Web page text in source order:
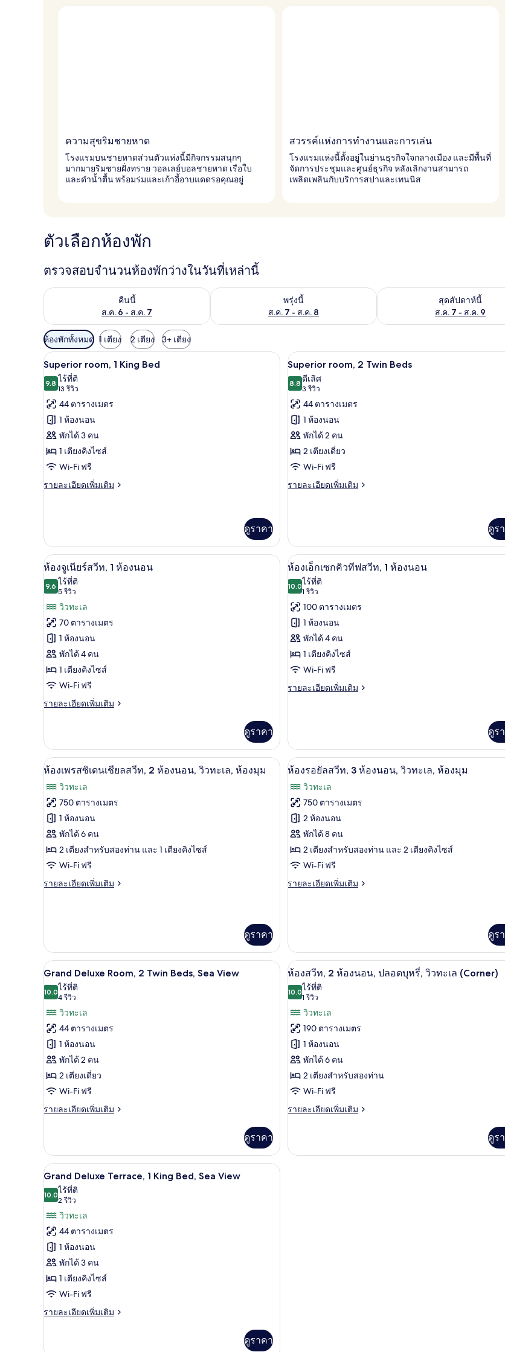
ความสุขริมชายหาด
โรงแรมบนชายหาดส่วนตัวแห่งนี้มีกิจกรรมสนุกๆ
มากมายริมชายฝั่งทราย วอลเลย์บอลชายหาด เรือใบ
และดำน้ำตื้น พร้อมร่มและเก้าอี้อาบแดดรอคุณอยู่
สวรรค์แห่งการทำงานและการเล่น
โรงแรมแห่งนี้ตั้งอยู่ในย่านธุรกิจใจกลางเมือง และมีพื้นที่
จัดการประชุมและศูนย์ธุรกิจ หลังเลิกงานสามารถ
เพลิดเพลินกับบริการสปาและเทนนิส
ตัวเลือกห้องพัก
ตรวจสอบจำนวนห้องพักว่างในวันที่เหล่านี้
คืนนี้
ส.ค. 6 - ส.ค. 7
ตรวจสอบจำนวนห้องพักว่างในคืนนี้ ส.ค. 6 - ส.ค. 7
พรุ่งนี้
ส.ค. 7 - ส.ค. 8
ตรวจสอบจำนวนห้องพักว่างในพรุ่งนี้ ส.ค. 7 - ส.ค. 8
สุดสัปดาห์นี้
ส.ค. 7 - ส.ค. 9
ตรวจสอบจำนวนห้องพักว่างใ
ตัว
กรอง
ที่
มี
ให้
สำหรับ
ห้อง
พัก
ห้องพักทั้งหมด 1 เตียง 2 เตียง 3+ เตียง
เปิด
ภาพถ่าย
ทั้งหมด
ของ
Superior
room,
1
King
Bed
ผ้าปูที่นอนฝ้ายอียิปต์, เครื่องนอนระดับพรีเมียม, ผ้านวมขนเป็ด
7
Superior room, 1 King Bed
9.89.8 จาก 10
ไร้ที่ติ
13 รีวิว
(13
รีวิว)
44 ตารางเมตร
1 ห้องนอน
พักได้ 3 คน
1 เตียงคิงไซส์
Wi-Fi ฟรี
รายละเอียดเพิ่มเติม
ราย
กับ
Superior
room,
1
King
Bed
ดูราคา
เปิด
ภาพถ่าย
ทั้งหมด
ของ
Superior
room,
2
Twin
Beds
ผ้าปูที่นอนฝ้ายอียิปต์, เครื่อ
6
Superior room, 2 Twin Beds
8.88.8 จาก 10
ดีเลิศ
3 รีวิว
(3
รีวิว)
44 ตารางเมตร
1 ห้องนอน
พักได้ 2 คน
2 เตียงเดี่ยว
Wi-Fi ฟรี
รายละเอียดเพิ่มเติม
ราย
กับ
Superior
room,
2
Twin
Beds
ดูร
เปิด
ภาพถ่าย
ทั้งหมด
ของ
ห้อง
จู
เนียร์
สวีท,
1
ผ้าปูที่นอนฝ้ายอียิปต์, เครื่องนอนระดับพรีเมียม, ผ้านวมขนเป็ด
6
ห้องจูเนียร์สวีท, 1 ห้องนอน
9.69.6 จาก 10
ไร้ที่ติ
5 รีวิว
(5
รีวิว)
วิวทะเล
70 ตารางเมตร
1 ห้องนอน
พักได้ 4 คน
1 เตียงคิงไซส์
Wi-Fi ฟรี
รายละเอียดเพิ่มเติม
ราย
เกี่ยว
กับ
ห้อง
เนียร์
สวี
ท,
ห้อง
นอน
ดูราคา
เปิด
ภาพถ่าย
ทั้งหมด
ของ
ห้อง
เอ็ก
เซก
คิว
ห้อง
นอน
ห้องเอ็กเซกคิวทีฟสวีท, 1 ห้
8
ห้องเอ็กเซกคิวทีฟสวีท, 1 ห้องนอน
10.010.0 จาก 10
ไร้ที่ติ
1 รีวิว
(1
รีวิว)
100 ตารางเมตร
1 ห้องนอน
พักได้ 4 คน
1 เตียงคิงไซส์
Wi-Fi ฟรี
รายละเอียดเพิ่มเติม
ราย
กับ
ห้อง
เอ็ก
เซก
คิว
ทีฟ
สวี
ท,
ห้อง
นอน
ดูร
เปิด
ภาพถ่าย
ทั้งหมด
ของ
ห้อง
เพรส
ซิ
เดน
2
ห้อง
นอน,
วิว
ทะเล,
ห้อง
มุม
ผ้าปูที่นอนฝ้ายอียิปต์, เครื่องนอนระดับพรีเมียม, ผ้านวมขนเป็ด
11
ห้องเพรสซิเดนเชียลสวีท, 2 ห้องนอน, วิวทะเล, ห้องมุม
วิวทะเล
750 ตารางเมตร
1 ห้องนอน
พักได้ 6 คน
2 เตียงสำหรับสองท่าน และ 1 เตียงคิงไซส์
Wi-Fi ฟรี
รายละเอียดเพิ่มเติม
ราย
ห้อง
เพรส
ซิ
เชีย
ล
สวี
ท,
2
ห้อง
นอน,
ทะเล,
ห้อง
ดูราคา
เปิด
ภาพถ่าย
ทั้งหมด
ของ
ห้อง
รอยัล
สวีท,
3
ทะเล,
ห้อง
มุม
ผ้าปูที่นอนฝ้ายอียิปต์, เครื่อง
11
ห้องรอยัลสวีท, 3 ห้องนอน, วิวทะเล, ห้องมุม
วิวทะเล
750 ตารางเมตร
2 ห้องนอน
พักได้ 8 คน
2 เตียงสำหรับสองท่าน และ 2 เตียงคิงไซส์
Wi-Fi ฟรี
รายละเอียดเพิ่มเติม
ราย
ห้อง
รอยัล
สวี
3
ห้อง
นอน,
วิว
ทะเล,
ห้อง
มุม
ดูร
เปิด
ภาพถ่าย
ทั้งหมด
ของ
Grand
Deluxe
Room,
2
Twin
Beds,
6
Grand Deluxe Room, 2 Twin Beds, Sea View
10.010.0 จาก 10
ไร้ที่ติ
4 รีวิว
(4
รีวิว)
วิวทะเล
44 ตารางเมตร
1 ห้องนอน
พักได้ 2 คน
2 เตียงเดี่ยว
Wi-Fi ฟรี
รายละเอียดเพิ่มเติม
ราย
เกี่ยว
กับ
Grand
Deluxe
Room,
Twin
Beds,
Sea
View
ดูราคา
เปิด
ภาพถ่าย
ทั้งหมด
ของ
ห้อง
สวีท,
2
ห้อง
นอน,
วิว
ห้องสวีท, 2 ห้องนอน, ปลอด
11
ห้องสวีท, 2 ห้องนอน, ปลอดบุหรี่, วิวทะเล (Corner)
10.010.0 จาก 10
ไร้ที่ติ
1 รีวิว
(1
รีวิว)
วิวทะเล
190 ตารางเมตร
1 ห้องนอน
พักได้ 6 คน
2 เตียงสำหรับสองท่าน
Wi-Fi ฟรี
รายละเอียดเพิ่มเติม
ราย
เกี่ยว
ดูร
เปิด
ภาพถ่าย
ทั้งหมด
ของ
Grand
Deluxe
Terrace,
1
King
Bed,
Grand Deluxe Terrace, 1 King Bed, Sea View | ผ้าปูที่นอนฝ้ายอียิปต์, เครื่องนอนระดับพรีเมียม, ผ้านวม
8
Grand Deluxe Terrace, 1 King Bed, Sea View
10.010.0 จาก 10
ไร้ที่ติ
2 รีวิว
(2
รีวิว)
วิวทะเล
44 ตารางเมตร
1 ห้องนอน
พักได้ 3 คน
1 เตียงคิงไซส์
Wi-Fi ฟรี
รายละเอียดเพิ่มเติม
ราย
ดูราคา